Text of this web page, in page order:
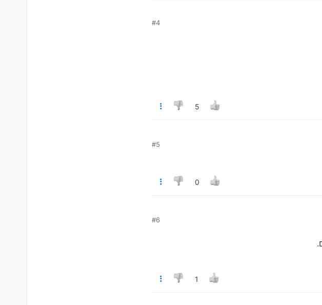
#4
5
אתה יודע לאן אתה נכנס, ולא איפה אתה יוצא
#5
0
#6
1